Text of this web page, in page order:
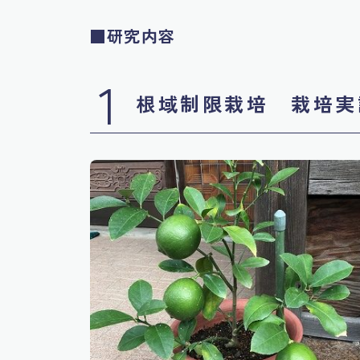
■研究内容
1 根域制限栽培 栽培